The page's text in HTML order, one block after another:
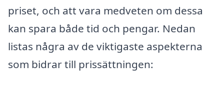
priset, och att vara medveten om dessa
kan spara både tid och pengar. Nedan
listas några av de viktigaste aspekterna
som bidrar till prissättningen: